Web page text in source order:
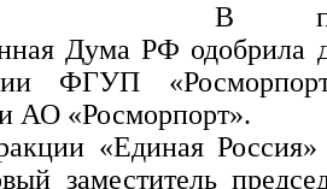
В
Дума РФ одобрила
ФГУП
АО «Росморпорт».
«Единая Россия»
заместитель